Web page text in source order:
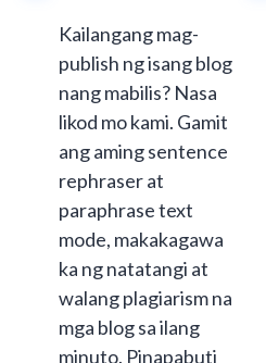
Kailangang mag-
publish ng isang blog
nang mabilis? Nasa
likod mo kami. Gamit
ang aming sentence
rephraser at
paraphrase text
mode, makakagawa
ka ng natatangi at
walang plagiarism na
mga blog sa ilang
minuto. Pinapabuti